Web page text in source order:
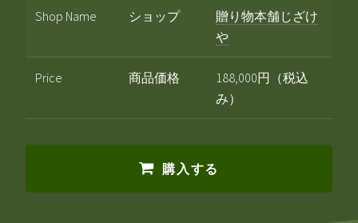
Shop Name ショップ
贈り物本舗じざけ
や
Price 商品価格
188,000円（税込
み）
購入する